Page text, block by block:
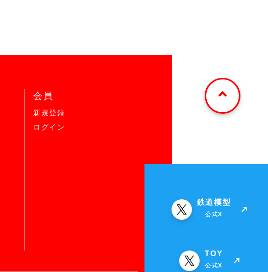
会員
新規登録
ログイン
鉄道模型
公式X
TOY
公式X